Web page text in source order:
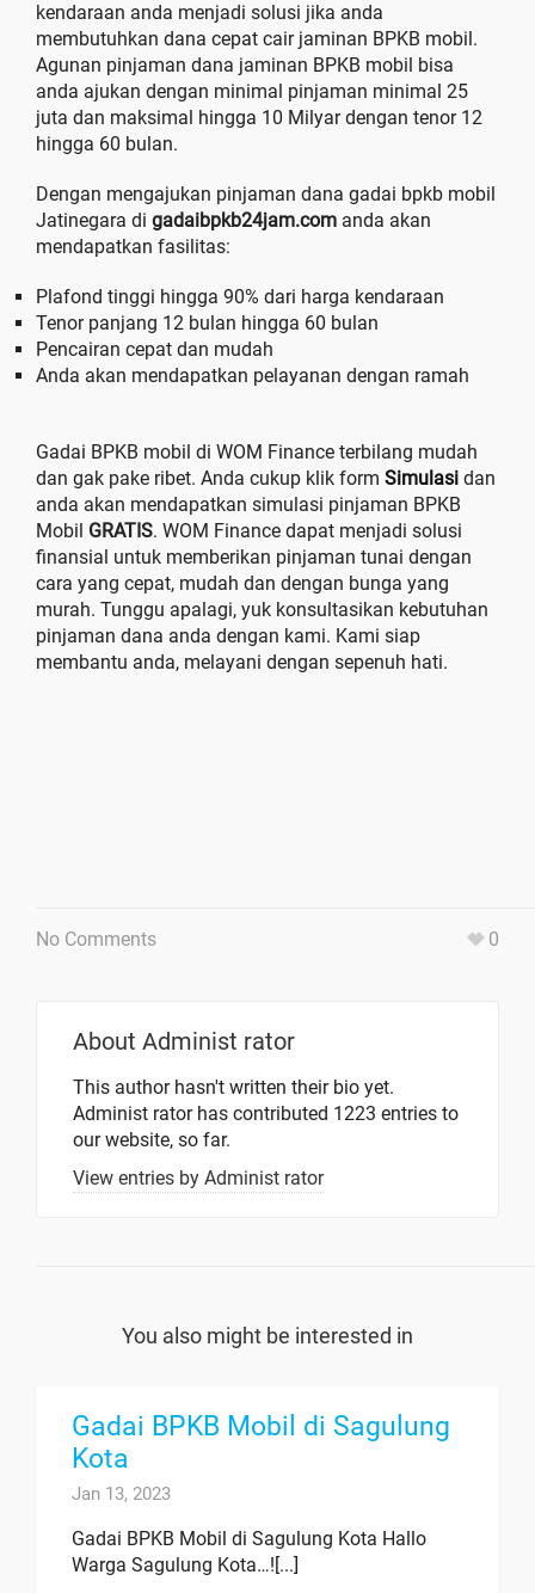
kendaraan anda menjadi solusi jika anda
membutuhkan dana cepat cair jaminan BPKB mobil.
Agunan pinjaman dana jaminan BPKB mobil bisa
anda ajukan dengan minimal pinjaman minimal 25
juta dan maksimal hingga 10 Milyar dengan tenor 12
hingga 60 bulan.
Dengan mengajukan pinjaman dana gadai bpkb mobil
Jatinegara di gadaibpkb24jam.com anda akan
mendapatkan fasilitas:
Plafond tinggi hingga 90% dari harga kendaraan
Tenor panjang 12 bulan hingga 60 bulan
Pencairan cepat dan mudah
Anda akan mendapatkan pelayanan dengan ramah
Gadai BPKB mobil di WOM Finance terbilang mudah
dan gak pake ribet. Anda cukup klik form Simulasi dan
anda akan mendapatkan simulasi pinjaman BPKB
Mobil GRATIS. WOM Finance dapat menjadi solusi
finansial untuk memberikan pinjaman tunai dengan
cara yang cepat, mudah dan dengan bunga yang
murah. Tunggu apalagi, yuk konsultasikan kebutuhan
pinjaman dana anda dengan kami. Kami siap
membantu anda, melayani dengan sepenuh hati.
No Comments 0
About Administ rator
This author hasn't written their bio yet.
Administ ratorhas contributed 1223 entries to
our website, so far.
View entries by Administ rator
You also might be interested in
Gadai BPKB Mobil di Sagulung
Kota
Jan 13, 2023
Gadai BPKB Mobil di Sagulung Kota Hallo
Warga Sagulung Kota…![...]